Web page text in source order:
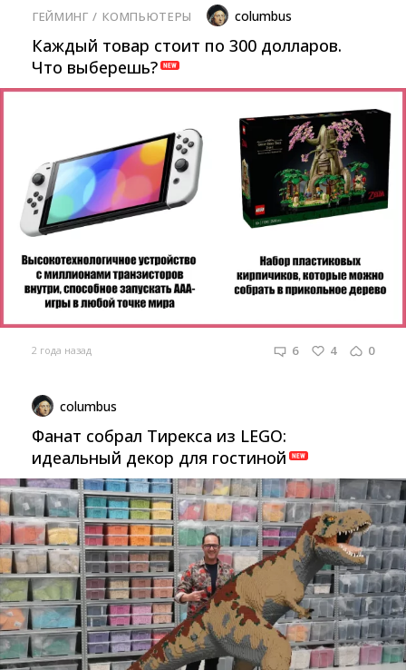
ГЕЙМИНГ / КОМПЬЮТЕРЫ columbus
Каждый товар стоит по 300 долларов.
Что выберешь?
2 года назад 6 4 0
columbus
Фанат собрал Тирекса из LEGO:
идеальный декор для гостиной